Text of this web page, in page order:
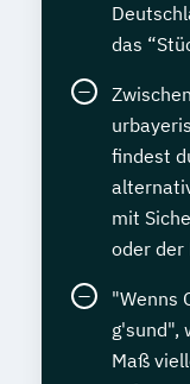
das
findest
mit
oder
"Wenns
g'sund",
Maß